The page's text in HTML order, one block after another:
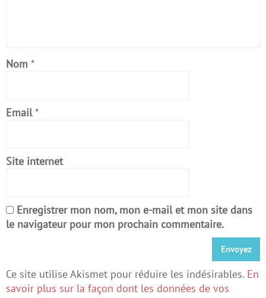
Nom *
Email *
Site internet
Enregistrer mon nom, mon e-mail et mon site dans
le navigateur pour mon prochain commentaire.
Ce site utilise Akismet pour réduire les indésirables. En
savoir plus sur la façon dont les données de vos